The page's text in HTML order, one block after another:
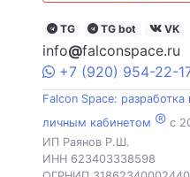
TG TG bot VK
info@falconspace.ru
+7 (920) 954-22-
Falcon Space:
личным кабинетом ® c
ИП Раянов Р.Ш.
ИНН 623403338598